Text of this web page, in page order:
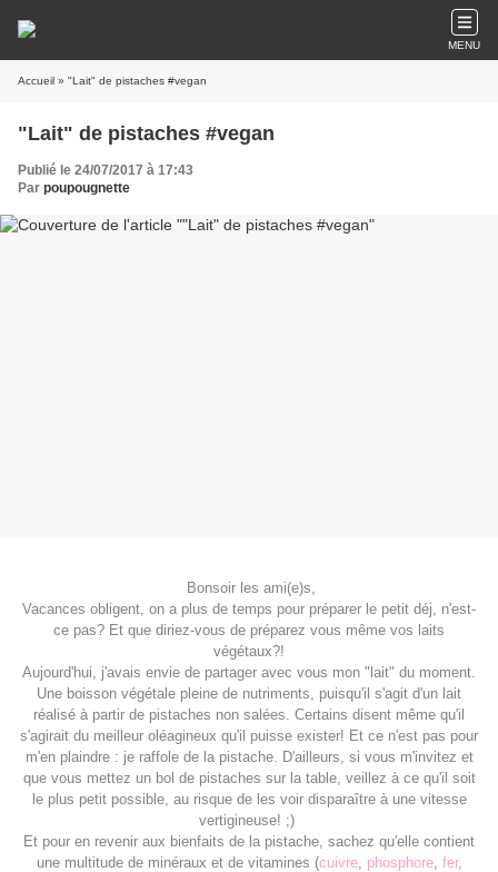
MENU
Accueil » "Lait" de pistaches #vegan
"Lait" de pistaches #vegan
Publié le 24/07/2017 à 17:43
Par poupougnette
Bonsoir les ami(e)s,
Vacances obligent, on a plus de temps pour préparer le petit déj, n'est-
ce pas? Et que diriez-vous de préparez vous même vos laits
végétaux?!
Aujourd'hui, j'avais envie de partager avec vous mon "lait" du moment.
Une boisson végétale pleine de nutriments, puisqu'il s'agit d'un lait
réalisé à partir de pistaches non salées. Certains disent même qu'il
s'agirait du meilleur oléagineux qu'il puisse exister! Et ce n'est pas pour
m'en plaindre : je raffole de la pistache. D'ailleurs, si vous m'invitez et
que vous mettez un bol de pistaches sur la table, veillez à ce qu'il soit
le plus petit possible, au risque de les voir disparaître à une vitesse
vertigineuse! ;)
Et pour en revenir aux bienfaits de la pistache, sachez qu'elle contient
une multitude de minéraux et de vitamines (cuivre, phosphore, fer,